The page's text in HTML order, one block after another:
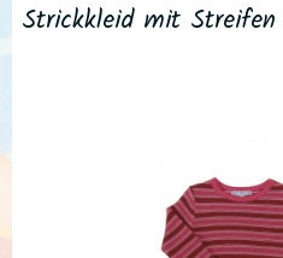
Strickkleid mit